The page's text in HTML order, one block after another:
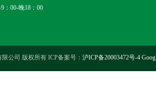
：00-晚18：00
公司 版权所有 ICP备案号： 沪ICP备20003472号-4